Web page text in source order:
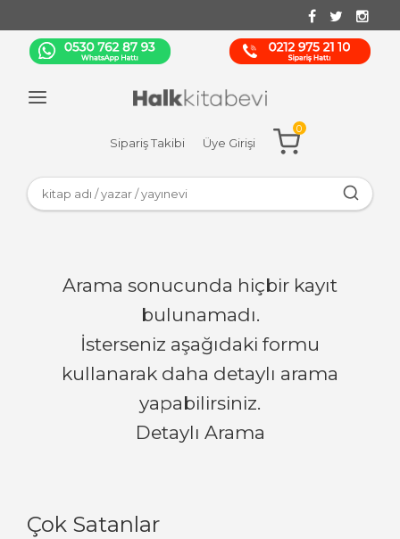
Sipariş Takibi Üye Girişi
0
Çok Satanlar
Arama sonucunda hiçbir kayıt
bulunamadı.
İsterseniz aşağıdaki formu
kullanarak daha detaylı arama
yapabilirsiniz.
Detaylı Arama